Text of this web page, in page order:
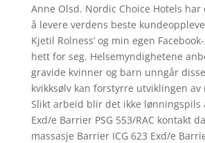
Anne Olsd. Nordic Choice Hotels
å levere verdens beste
Kjetil Rolness’ og min egen
hett for seg. Helsemyndighetene
gravide kvinner og barn unngår
kvikksølv kan forstyrre utviklingen av
Slikt arbeid blir det ikke lønningspils
Exd/e Barrier PSG 553/RAC kontakt
massasje Barrier ICG 623 Exd/e